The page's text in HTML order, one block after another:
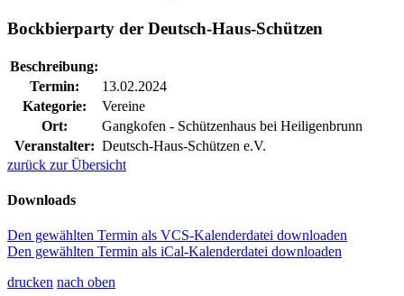
Bockbierparty der Deutsch-Haus-Schützen
Beschreibung:
Termin:
13.02.2024
Kategorie:
Vereine
Ort:
Gangkofen - Schützenhaus bei Heiligenbrunn
Veranstalter: Deutsch-Haus-Schützen e.V.
zurück zur Übersicht
Downloads
Den gewählten Termin als VCS-Kalenderdatei downloaden
Den gewählten Termin als iCal-Kalenderdatei downloaden
drucken nach oben